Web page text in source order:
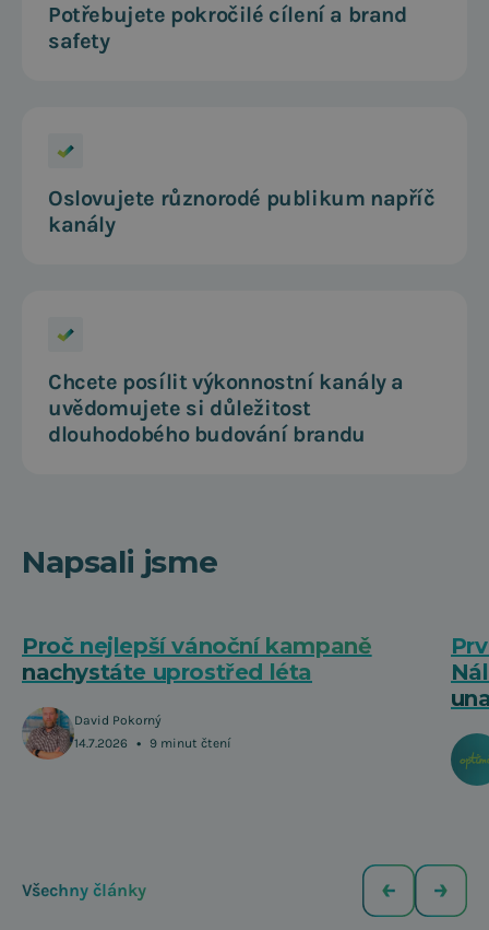
Potřebujete pokročilé cílení a brand
safety
Oslovujete různorodé publikum napříč
kanály
Chcete posílit výkonnostní kanály a
uvědomujete si důležitost
dlouhodobého budování brandu
Napsali jsme
Proč nejlepší vánoční kampaně
nachystáte uprostřed léta
David Pokorný
14.7.2026
• 9 minut čtení
Všechny články